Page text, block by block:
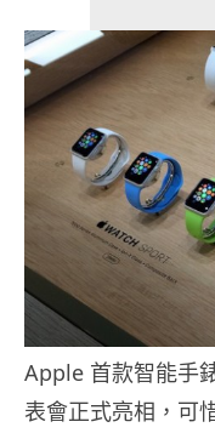
Apple 首款智能手
表會正式亮相，可